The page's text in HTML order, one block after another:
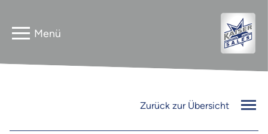
GebrauchtverkaufZurück zur Übersicht